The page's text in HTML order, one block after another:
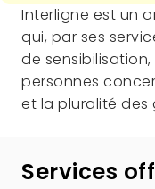
Interligne est un
qui, par ses
de
personnes
et la pluralité des
Services